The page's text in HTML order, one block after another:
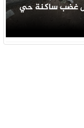
غضب ساكنة حي